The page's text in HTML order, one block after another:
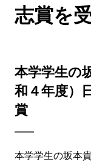
志賞を
本学学生の
和４年度）
賞
本学学生の坂本